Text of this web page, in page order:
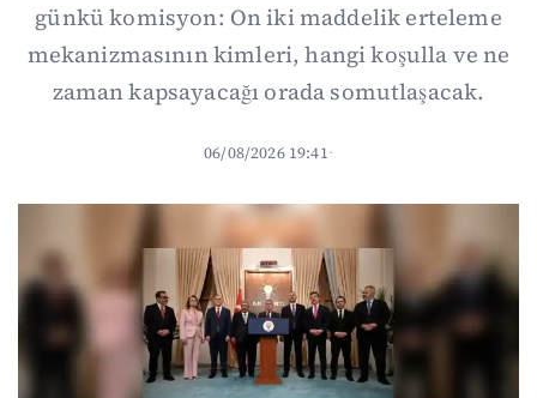
günkü komisyon: On iki maddelik erteleme
mekanizmasının kimleri, hangi koşulla ve ne
zaman kapsayacağı orada somutlaşacak.
06/08/2026 19:41·